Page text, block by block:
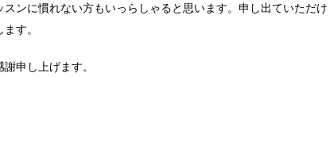
ンに慣れない方もいっらしゃると思います。申し出ていただけ
す。
申し上げます。